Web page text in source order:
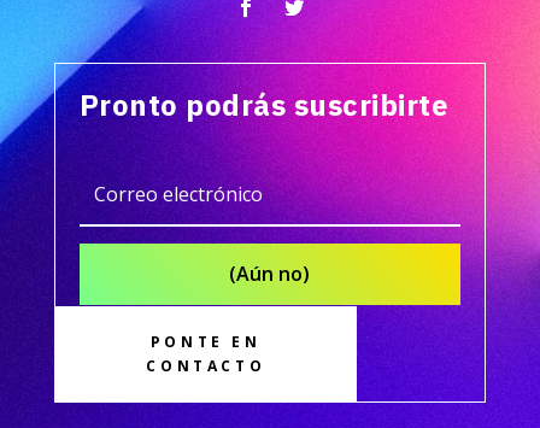
Pronto podrás suscribirte
(Aún no)
PONTE EN
CONTACTO